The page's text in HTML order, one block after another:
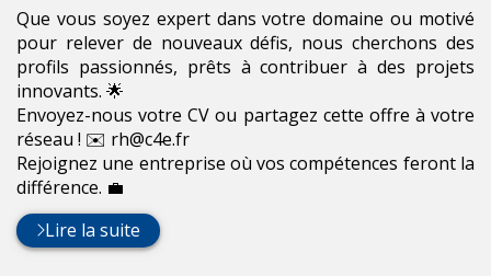
Que vous soyez expert dans votre domaine ou motivé
pour relever de nouveaux défis, nous cherchons des
profils passionnés, prêts à contribuer à des projets
innovants. 🌟
Envoyez-nous votre CV ou partagez cette offre à votre
réseau ! ✉️ rh@c4e.fr
Rejoignez une entreprise où vos compétences feront la
différence. 💼
Lire la suite